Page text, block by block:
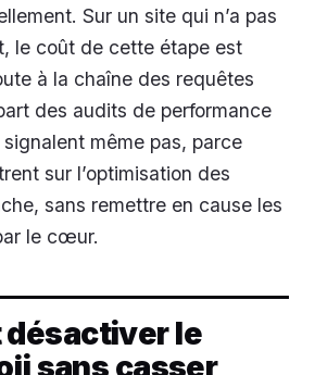
Sur un site qui n’a pas
le coût de cette étape est
à la chaîne des requêtes
des audits de performance
même pas, parce
sur l’optimisation des
sans remettre en cause les
le cœur.
désactiver le
sans casser